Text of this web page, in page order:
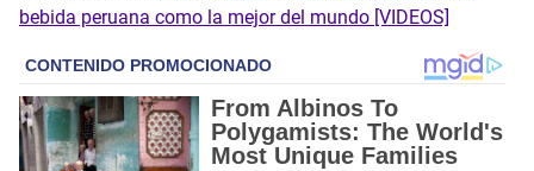
bebida peruana como la mejor del mundo [VIDEOS]